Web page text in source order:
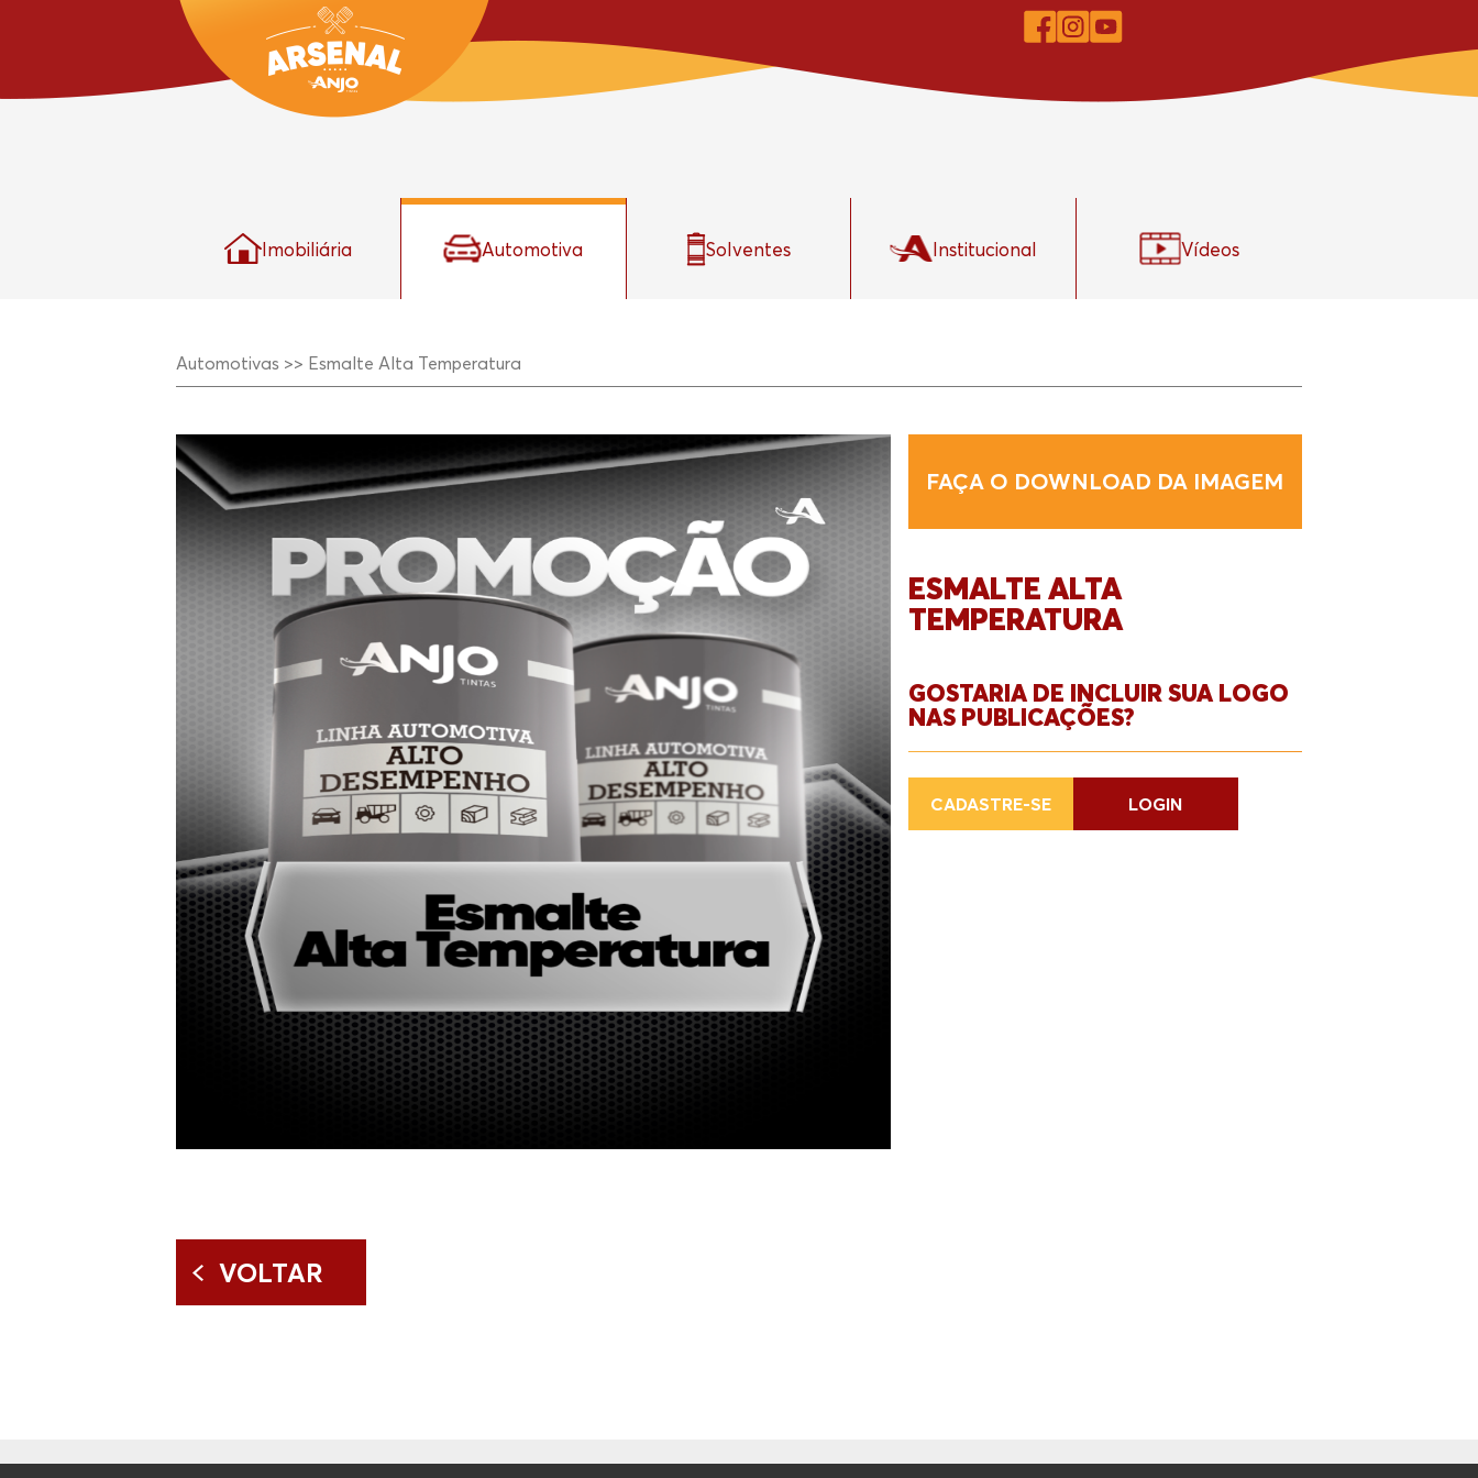
Imobiliária Automotiva Solventes Institucional Vídeos
Automotivas >> Esmalte Alta Temperatura
FAÇA O DOWNLOAD DA IMAGEM
ESMALTE ALTA
TEMPERATURA
GOSTARIA DE INCLUIR SUA LOGO
NAS PUBLICAÇÕES?
CADASTRE-SE LOGIN
VOLTAR